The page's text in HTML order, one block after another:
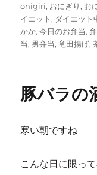
稿
日:
テ
ゴ
リ
ー
onigiri, おにぎり, お
イエット, ダイエット
かか,今日のお弁当,
当, 男弁当,竜田揚げ,
豚バラの
寒い朝ですね
こんな日に限っ